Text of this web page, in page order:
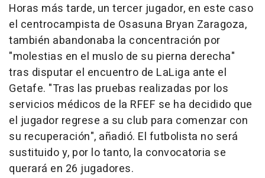
Horas más tarde, un tercer jugador, en este caso
el centrocampista de Osasuna Bryan Zaragoza,
también abandonaba la concentración por
"molestias en el muslo de su pierna derecha"
tras disputar el encuentro de LaLiga ante el
Getafe. "Tras las pruebas realizadas por los
servicios médicos de la RFEF se ha decidido que
el jugador regrese a su club para comenzar con
su recuperación", añadió. El futbolista no será
sustituido y, por lo tanto, la convocatoria se
querará en 26 jugadores.